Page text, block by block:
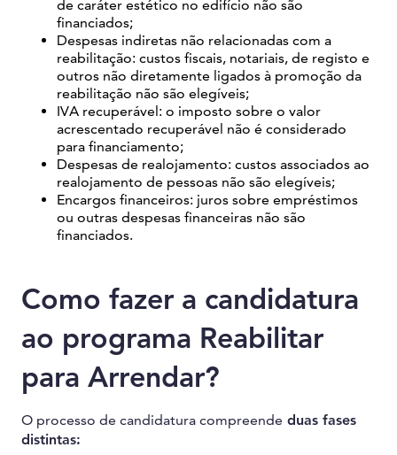
de caráter estético no edifício não são
financiados;
Despesas indiretas não relacionadas com a
reabilitação: custos fiscais, notariais, de registo e
outros não diretamente ligados à promoção da
reabilitação não são elegíveis;
IVA recuperável: o imposto sobre o valor
acrescentado recuperável não é considerado
para financiamento;
Despesas de realojamento: custos associados ao
realojamento de pessoas não são elegíveis;
Encargos financeiros: juros sobre empréstimos
ou outras despesas financeiras não são
financiados.
Como fazer a candidatura
ao programa Reabilitar
para Arrendar?
O processo de candidatura compreende duas fases
distintas: